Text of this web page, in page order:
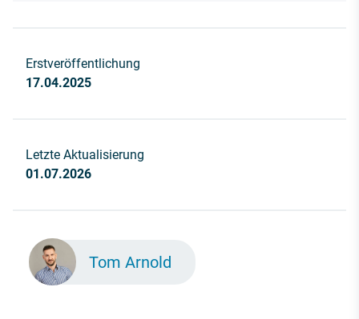
Erstveröffentlichung
17.04.2025
Letzte Aktualisierung
01.07.2026
Tom Arnold